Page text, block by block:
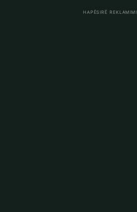
HAPËSIRË REKLAMIMI